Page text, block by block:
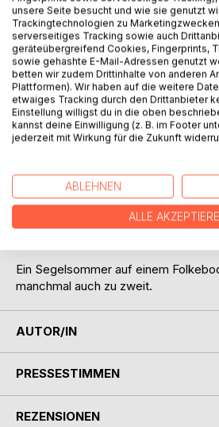
BESCHREIBUNG
deutlich zu verändern, die Dinge von
nicht nur den dahingleitenden
nachzublicken. An Orte zu gelangen,
Ein Segelsommer auf einem
manchmal auch zu zweit.
AUTOR/IN
PRESSESTIMMEN
REZENSIONEN
unsere Seite besucht und wie sie genutzt
Trackingtechnologien zu
serverseitiges Tracking sowie auch
geräteübergreifend Cookies, Fingerprints,
sowie gehashte E-Mail-Adressen genutzt
betten wir zudem Drittinhalte von anderen
Plattformen). Wir haben auf die weitere
etwaiges Tracking durch den Drittanbieter
Einstellung willigst du in die oben
kannst deine Einwilligung (z. B. im Footer
jederzeit mit Wirkung für die Zukunft
ABLEHNEN
ALLE